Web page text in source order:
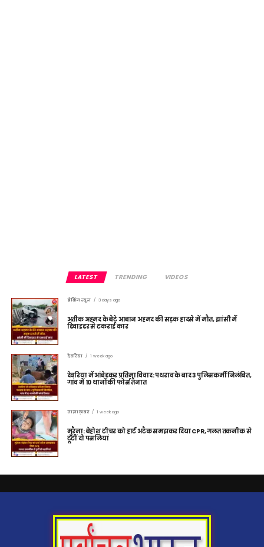
LATEST TRENDING VIDEOS
ब्रेकिंग न्यूज़ 3 days ago
अतीक अहमद के बेटे आबान अहमद की सड़क हादसे में मौत, झांसी में
डिवाइडर से टकराई कार
देवरिया 1 week ago
देवरिया में आंबेडकर प्रतिमा विवाद: पथराव के बाद 3 पुलिसकर्मी निलंबित,
गांव में 10 थानों की फोर्स तैनात
ताज़ा ख़बर 1 week ago
मुरैना: बेहोश टीचर को हार्ट अटैक समझकर दिया CPR, गलत तकनीक से
टूटीं दो पसलियां